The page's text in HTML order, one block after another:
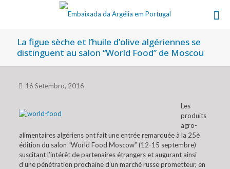
La figue sèche et l’huile d’olive algériennes se
distinguent au salon “World Food” de Moscou
16 Setembro, 2016
Les
produits
agro-
alimentaires algériens ont fait une entrée remarquée à la 25è
édition du salon “World Food Moscow” (12-15 septembre)
suscitant l’intérêt de partenaires étrangers et augurant ainsi
d’une pénétration prochaine d’un marché russe prometteur, en